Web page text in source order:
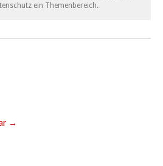
ein Themenbereich.
→